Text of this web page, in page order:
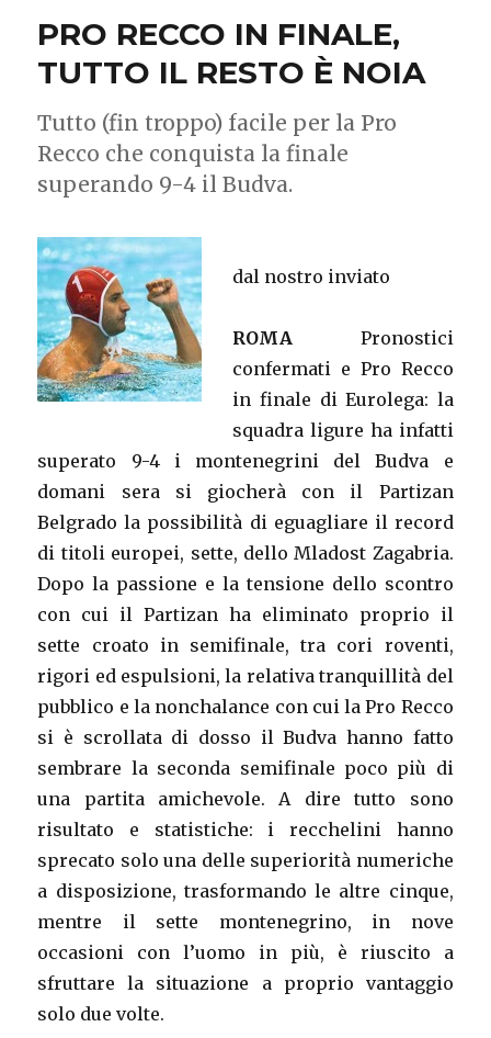
PRO RECCO IN FINALE,
TUTTO IL RESTO È NOIA
Tutto (fin troppo) facile per la Pro
Recco che conquista la finale
superando 9-4 il Budva.
dal nostro inviato
ROMA Pronostici
confermati e Pro Recco
in finale di Eurolega: la
squadra ligure ha infatti
superato 9-4 i montenegrini del Budva e
domani sera si giocherà con il Partizan
Belgrado la possibilità di eguagliare il record
di titoli europei, sette, dello Mladost Zagabria.
Dopo la passione e la tensione dello scontro
con cui il Partizan ha eliminato proprio il
sette croato in semifinale, tra cori roventi,
rigori ed espulsioni, la relativa tranquillità del
pubblico e la nonchalance con cui la Pro Recco
si è scrollata di dosso il Budva hanno fatto
sembrare la seconda semifinale poco più di
una partita amichevole. A dire tutto sono
risultato e statistiche: i recchelini hanno
sprecato solo una delle superiorità numeriche
a disposizione, trasformando le altre cinque,
mentre il sette montenegrino, in nove
occasioni con l’uomo in più, è riuscito a
sfruttare la situazione a proprio vantaggio
solo due volte.